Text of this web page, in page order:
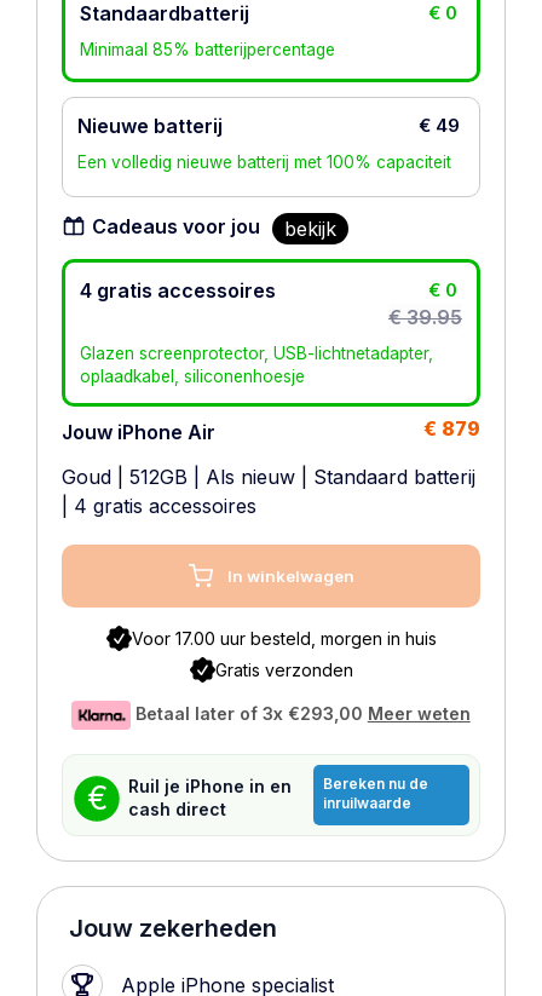
Standaardbatterij € 0
Minimaal 85% batterijpercentage
Nieuwe batterij € 49
Een volledig nieuwe batterij met 100% capaciteit
Cadeaus voor jou bekijk
4 gratis accessoires € 0
€ 39.95
Glazen screenprotector, USB-lichtnetadapter,
oplaadkabel, siliconenhoesje
Jouw iPhone Air
€ 879
Goud
512GB Als nieuw
Standaard batterij
| 4 gratis accessoires
In winkelwagen
Voor 17.00 uur besteld, morgen in huis
Gratis verzonden
Betaal later of 3x €293,00 Meer weten
€
Ruil je iPhone in en
cash direct
Bereken nu de
inruilwaarde
Jouw zekerheden
Apple iPhone specialist